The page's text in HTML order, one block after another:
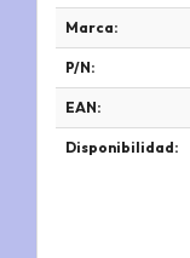
Marca:
P/N:
EAN:
Disponibilidad: